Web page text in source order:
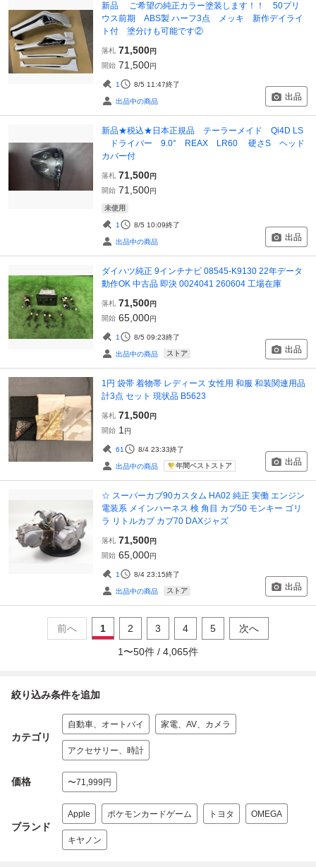
新品 ご希望の純正カラー塗装します！！ 50プリ
ウス前期 ABS製 ハーフ3点 メッキ 新作デイライ
ト付 塗分けも可能です②
落札 71,500円
開始 71,500円
1 8/5 11:47終了
出品中の商品 出品
新品★税込★日本正規品 テーラーメイド Qi4D LS
ドライバー 9.0° REAX LR60 硬さS ヘッド
カバー付
落札 71,500円
開始 71,500円
未使用
1 8/5 10:09終了
出品中の商品 出品
ダイハツ純正 9インチナビ 08545-K9130 22年データ
動作OK 中古品 即決 0024041 260604 工場在庫
落札 71,500円
開始 65,000円
1 8/5 09:23終了
出品中の商品 ストア 出品
1円 袋帯 着物帯 レディース 女性用 和服 和装関連用品
計3点 セット 現状品 B5623
落札 71,500円
開始 1 円
61 8/4 23:33終了
出品中の商品 年間ベストストア 出品
☆ スーパーカブ90カスタム HA02 純正 実働 エンジン
電装系 メインハーネス 検 角目 カブ50 モンキー ゴリ
ラ リトルカブ カブ70 DAXジャズ
落札 71,500円
開始 65,000円
1 8/4 23:15終了
出品中の商品 ストア 出品
前へ 1 2 3 4 5 次へ
1 〜50件 / 4,065件
絞り込み条件を追加
カテゴリ
自動車、オートバイ 家電、AV、カメラ
アクセサリー、時計
価格 〜71,999円
ブランド
Apple ポケモンカードゲーム トヨタ OMEGA
キヤノン